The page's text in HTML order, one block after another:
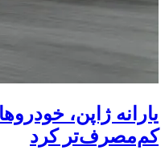
یارانه ژاپن،
کم‌مصرف‌تر کرد